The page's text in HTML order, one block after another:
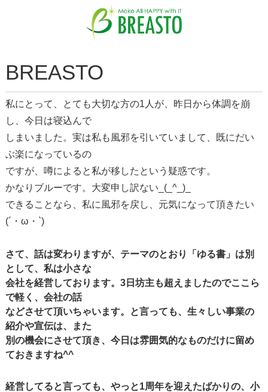
BREASTO
私にとって、とても大切な方の1人が、昨日から体調を崩
し、今日は寝込んで
しまいました。実は私も風邪を引いていまして、既にだい
ぶ楽になっているの
ですが、噂によると私が移したという疑惑です。
かなりブルーです。大変申し訳ない_(_^_)_
できることなら、私に風邪を戻し、元気になって頂きたい
(´・ω・`)
さて、話は変わりますが、テーマのとおり「ゆる書」は別
として、私は小さな
会社を経営しております。3日坊主も超えましたのでここら
で軽く、会社の話
などさせて頂いちゃいます。と言っても、生々しい事業の
紹介や宣伝は、また
別の機会にさせて頂き、今日は雰囲気的なものだけに留め
ておきますね^^
経営してると言っても、やっと1周年を迎えたばかりの、小